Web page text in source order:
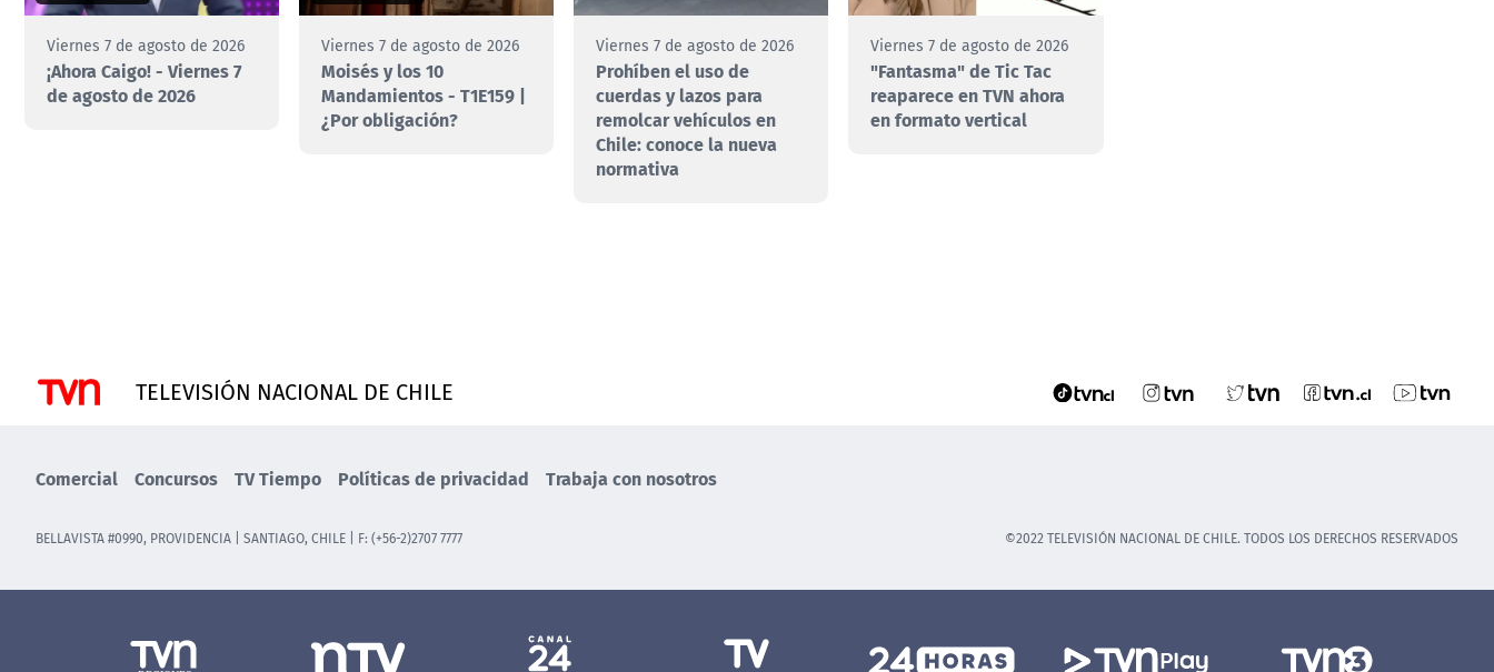
Viernes 7 de agosto de 2026
¡Ahora Caigo! - Viernes 7
de agosto de 2026
Viernes 7 de agosto de 2026
Moisés y los 10
Mandamientos - T1E159 |
¿Por obligación?
Viernes 7 de agosto de 2026
Prohíben el uso de
cuerdas y lazos para
remolcar vehículos en
Chile: conoce la nueva
normativa
Viernes 7 de agosto de 2026
"Fantasma" de Tic Tac
reaparece en TVN ahora
en formato vertical
TELEVISIÓN NACIONAL DE CHILE
Comercial Concursos TV Tiempo Políticas de privacidad Trabaja con nosotros
BELLAVISTA #0990, PROVIDENCIA | SANTIAGO, CHILE | F: (+56-2)2707 7777 ©2022 TELEVISIÓN NACIONAL DE CHILE. TODOS LOS DERECHOS RESERVADOS